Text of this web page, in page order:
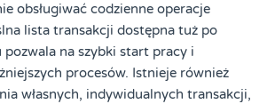
obsługiwać codzienne operacje
lista transakcji dostępna tuż po
na szybki start pracy i
procesów. Istnieje również
własnych, indywidualnych transakcji,